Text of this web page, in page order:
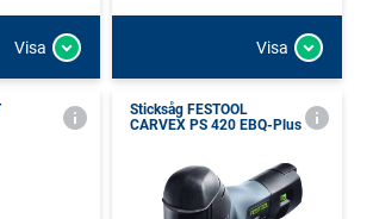
Visa Visa
Sticksåg FESTOOL
CARVEX PS 420 EBQ-Plus